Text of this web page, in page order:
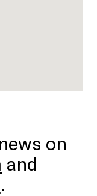
on
and
.